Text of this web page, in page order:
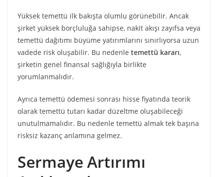
Yüksek temettü ilk bakışta olumlu görünebilir. Ancak
şirket yüksek borçluluğa sahipse, nakit akışı zayıfsa veya
temettü dağıtımı büyüme yatırımlarını sınırlıyorsa uzun
vadede risk oluşabilir. Bu nedenle temettü kararı,
şirketin genel finansal sağlığıyla birlikte
yorumlanmalıdır.
Ayrıca temettü ödemesi sonrası hisse fiyatında teorik
olarak temettü tutarı kadar düzeltme oluşabileceği
unutulmamalıdır. Bu nedenle temettü almak tek başına
risksiz kazanç anlamına gelmez.
Sermaye Artırımı